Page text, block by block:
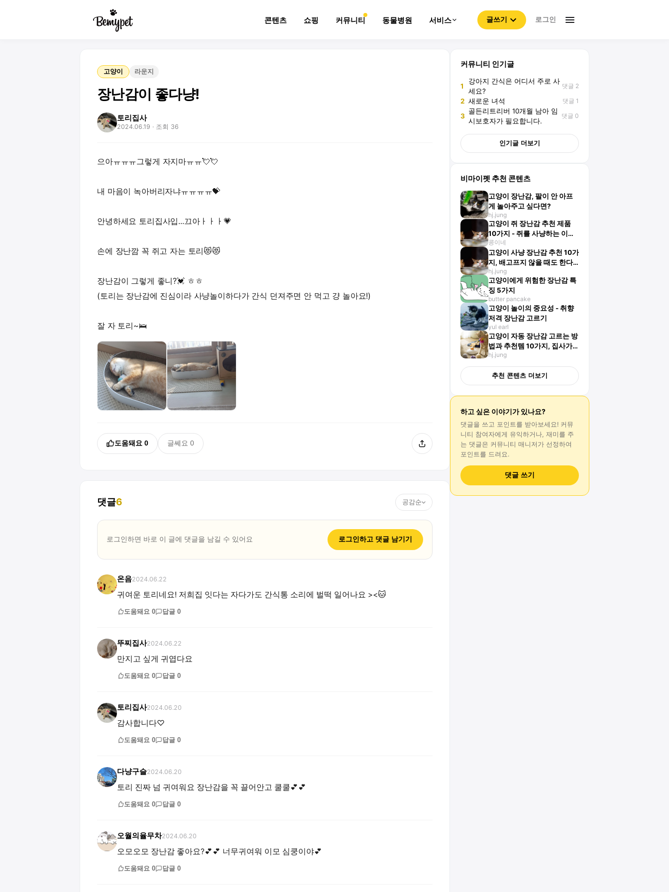
콘텐츠 쇼핑 커뮤니티 동물병원 서비스 글쓰기 로그인
고양이 라운지
장난감이 좋다냥!
토리집사
2024.06.19 · 조회 36
으아ㅠㅠㅠ그렇게 자지마ㅠㅠ💘💘
내 마음이 녹아버리자냐ㅠㅠㅠㅠ💝
안녕하세요 토리집사입...끄아ㅏㅏㅏ💗
손에 장난깜 꼭 쥐고 자는 토리😻😻
장난감이 그렇게 좋니?💓 ㅎㅎ
(토리는 장난감에 진심이라 사냥놀이하다가 간식 던져주면 안 먹고 걍 놀아요!)
잘 자 토리~🛌
도움돼요 0 글쎄요 0
댓글6 공감순
로그인하면 바로 이 글에 댓글을 남길 수 있어요 로그인하고 댓글 남기기
온음2024.06.22
귀여운 토리네요! 저희집 잇다는 자다가도 간식통 소리에 벌떡 일어나요 ><🐱
도움돼요 0 답글 0
뚜찌집사2024.06.22
만지고 싶게 귀엽다요
도움돼요 0 답글 0
토리집사2024.06.20
감사합니다♡
도움돼요 0 답글 0
다냥구슬2024.06.20
토리 진짜 넘 귀여워요 장난감을 꼭 끌어안고 쿨쿨💕💕
도움돼요 0 답글 0
오월의율무차2024.06.20
오모오모 장난감 좋아요?💕💕 너무귀여워 이모 심쿵이야💕
도움돼요 0 답글 0
커뮤니티 인기글
1
강아지 간식은 어디서 주로 사
세요?
댓글 2
2 새로운 녀석 댓글 1
3
골든리트리버 10개월 남아 임
시보호자가 필요합니다.
댓글 0
인기글 더보기
비마이펫 추천 콘텐츠
고양이 장난감, 팔이 안 아프
게 놀아주고 싶다면?
hj.jung
고양이 쥐 장난감 추천 제품
10가지 - 쥐를 사냥하는 이유
는?
콩이네
고양이 사냥 장난감 추천 10가
지, 배고프지 않을 때도 한다
고?
hj.jung
고양이에게 위험한 장난감 특
징 5가지
butter pancake
고양이 놀이의 중요성 - 취향
저격 장난감 고르기
yul earl
고양이 자동 장난감 고르는 방
법과 추천템 10가지, 집사가
없어도 잘 놀아요!
hj.jung
추천 콘텐츠 더보기
하고 싶은 이야기가 있나요?
댓글을 쓰고 포인트를 받아보세요! 커뮤
니티 참여자에게 유익하거나, 재미를 주
는 댓글은 커뮤니티 매니저가 선정하여
포인트를 드려요.
댓글 쓰기